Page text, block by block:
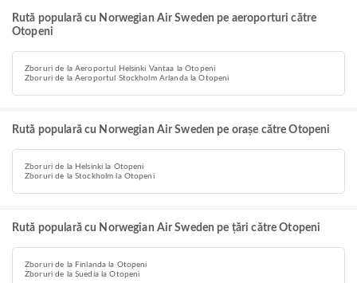
Rută populară cu Norwegian Air Sweden pe aeroporturi către
Otopeni
Zboruri de la Aeroportul Helsinki Vantaa la Otopeni
Zboruri de la Aeroportul Stockholm Arlanda la Otopeni
Rută populară cu Norwegian Air Sweden pe orașe către Otopeni
Zboruri de la Helsinki la Otopeni
Zboruri de la Stockholm la Otopeni
Rută populară cu Norwegian Air Sweden pe țări către Otopeni
Zboruri de la Finlanda la Otopeni
Zboruri de la Suedia la Otopeni